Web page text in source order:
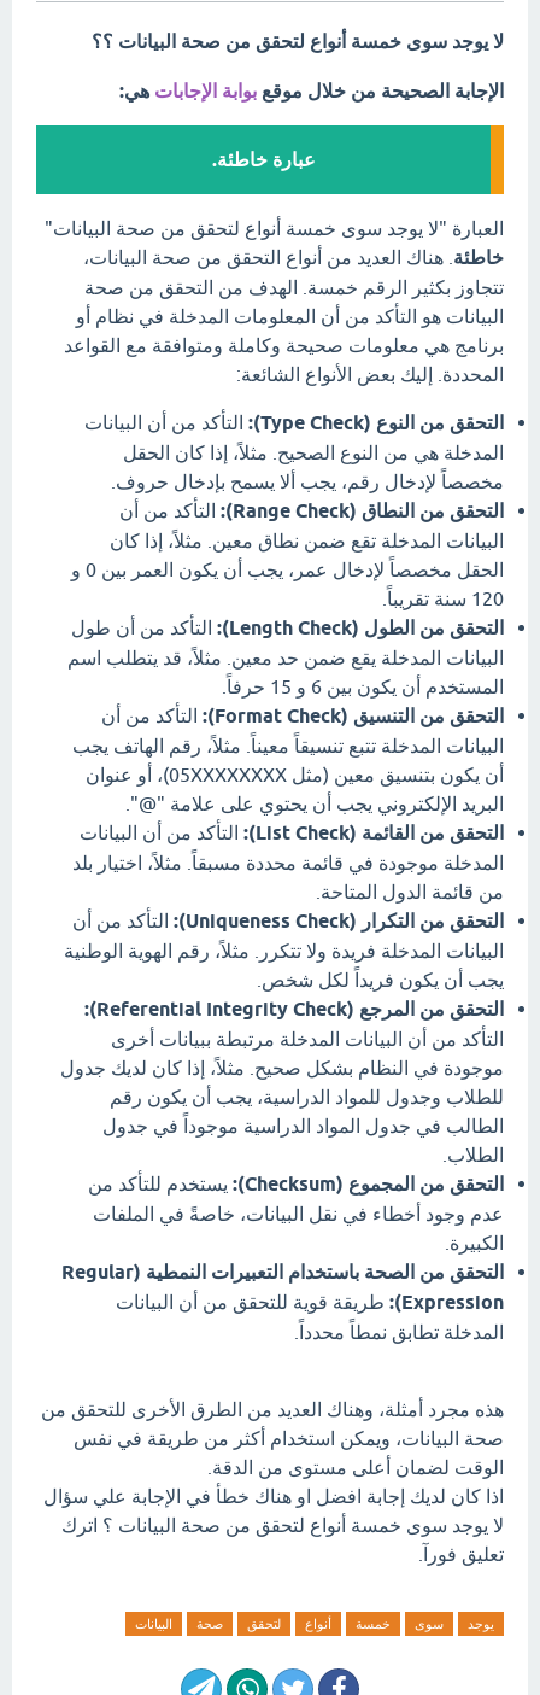
لا يوجد سوى خمسة أنواع لتحقق من صحة البيانات ؟؟
الإجابة الصحيحة من خلال موقع بوابة الإجابات هي:
عبارة خاطئة.
العبارة "لا يوجد سوى خمسة أنواع لتحقق من صحة البيانات"
خاطئة . هناك العديد من أنواع التحقق من صحة البيانات،
تتجاوز بكثير الرقم خمسة. الهدف من التحقق من صحة
البيانات هو التأكد من أن المعلومات المدخلة في نظام أو
برنامج هي معلومات صحيحة وكاملة ومتوافقة مع القواعد
المحددة. إليك بعض الأنواع الشائعة:
التحقق من النوع (Type Check):
التأكد من أن البيانات
المدخلة هي من النوع الصحيح. مثلاً، إذا كان الحقل
مخصصاً لإدخال رقم، يجب ألا يسمح بإدخال حروف.
التحقق من النطاق (Range Check):
التأكد من أن
البيانات المدخلة تقع ضمن نطاق معين. مثلاً، إذا كان
الحقل مخصصاً لإدخال عمر، يجب أن يكون العمر بين 0 و
120 سنة تقريباً.
التحقق من الطول (Length Check):
التأكد من أن طول
البيانات المدخلة يقع ضمن حد معين. مثلاً، قد يتطلب اسم
المستخدم أن يكون بين 6 و 15 حرفاً.
التحقق من التنسيق (Format Check):
التأكد من أن
البيانات المدخلة تتبع تنسيقاً معيناً. مثلاً، رقم الهاتف يجب
أن يكون بتنسيق معين (مثل 05XXXXXXXX)، أو عنوان
البريد الإلكتروني يجب أن يحتوي على علامة "@".
التحقق من القائمة (List Check):
التأكد من أن البيانات
المدخلة موجودة في قائمة محددة مسبقاً. مثلاً، اختيار بلد
من قائمة الدول المتاحة.
التحقق من التكرار (Uniqueness Check):
التأكد من أن
البيانات المدخلة فريدة ولا تتكرر. مثلاً، رقم الهوية الوطنية
يجب أن يكون فريداً لكل شخص.
التحقق من المرجع (Referential Integrity Check):
التأكد من أن البيانات المدخلة مرتبطة ببيانات أخرى
موجودة في النظام بشكل صحيح. مثلاً، إذا كان لديك جدول
للطلاب وجدول للمواد الدراسية، يجب أن يكون رقم
الطالب في جدول المواد الدراسية موجوداً في جدول
الطلاب.
التحقق من المجموع (Checksum):
يستخدم للتأكد من
عدم وجود أخطاء في نقل البيانات، خاصةً في الملفات
الكبيرة.
التحقق من الصحة باستخدام التعبيرات النمطية (Regular
Expression):
طريقة قوية للتحقق من أن البيانات
المدخلة تطابق نمطاً محدداً.
هذه مجرد أمثلة، وهناك العديد من الطرق الأخرى للتحقق من
صحة البيانات، ويمكن استخدام أكثر من طريقة في نفس
الوقت لضمان أعلى مستوى من الدقة.
اذا كان لديك إجابة افضل او هناك خطأ في الإجابة علي سؤال
لا يوجد سوى خمسة أنواع لتحقق من صحة البيانات ؟ اترك
تعليق فورآ.
يوجد سوى خمسة أنواع لتحقق صحة البيانات